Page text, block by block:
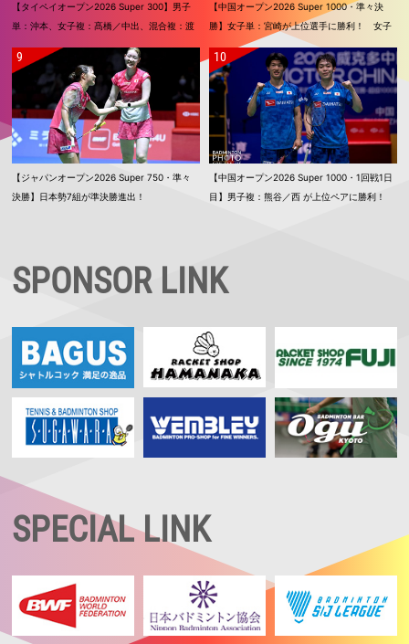
【タイペイオープン2026 Super 300】男子
単：沖本、女子複：髙橋／中出、混合複：渡
辺／田口が優勝！！
【中国オープン2026 Super 1000・準々決
勝】女子単：宮崎が上位選手に勝利！ 女子
単：山口、女子複：福島／松本も準決勝進出
【ジャパンオープン2026 Super 750・準々
決勝】日本勢7組が準決勝進出！
【中国オープン2026 Super 1000・1回戦1日
目】男子複：熊谷／西 が上位ペアに勝利！
SPONSOR LINK
SPECIAL LINK